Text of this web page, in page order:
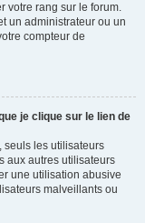
votre rang sur le forum.
un administrateur ou un
compteur de
je clique sur le lien de
seuls les utilisateurs
aux autres utilisateurs
une utilisation abusive
malveillants ou